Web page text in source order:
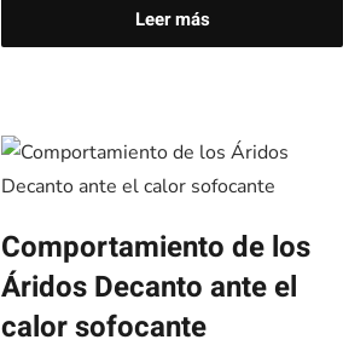
Leer más
Comportamiento de los
Áridos Decanto ante el
calor sofocante